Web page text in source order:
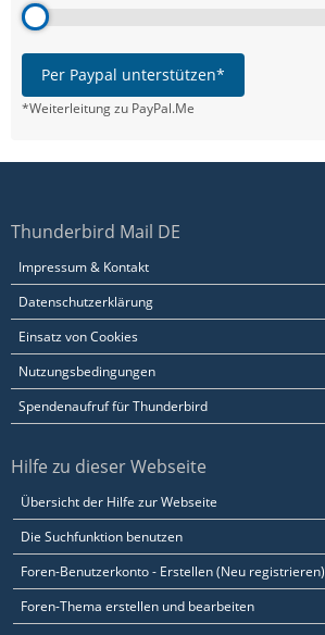
Per Paypal unterstützen*
*Weiterleitung zu PayPal.Me
Thunderbird Mail DE
Impressum & Kontakt
Datenschutzerklärung
Einsatz von Cookies
Nutzungsbedingungen
Spendenaufruf für Thunderbird
Hilfe zu dieser Webseite
Übersicht der Hilfe zur Webseite
Die Suchfunktion benutzen
Foren-Benutzerkonto - Erstellen (Neu registrieren)
Foren-Thema erstellen und bearbeiten